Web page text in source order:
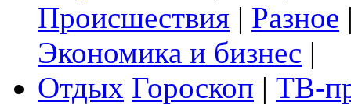
Происшествия | Разное
Экономика и бизнес |
Отдых Гороскоп | ТВ-